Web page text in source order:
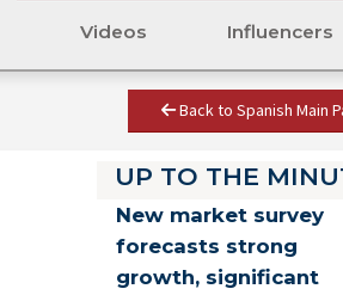
Videos Influencers
Back to Spanish Main
UP TO THE
New market survey
forecasts strong
growth, significant